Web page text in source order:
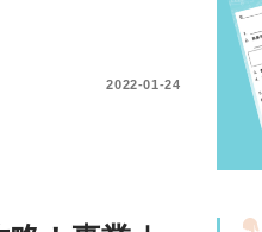
2022-01-24